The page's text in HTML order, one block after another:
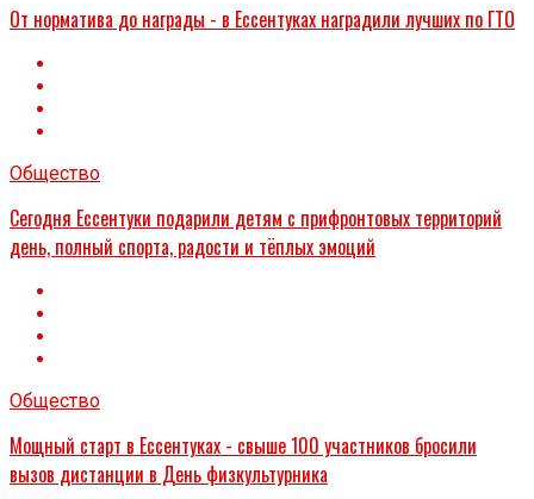
От норматива до награды - в Ессентуках наградили лучших по ГТО
Общество
Сегодня Ессентуки подарили детям с прифронтовых территорий
день, полный спорта, радости и тёплых эмоций
Общество
Мощный старт в Ессентуках - свыше 100 участников бросили
вызов дистанции в День физкультурника